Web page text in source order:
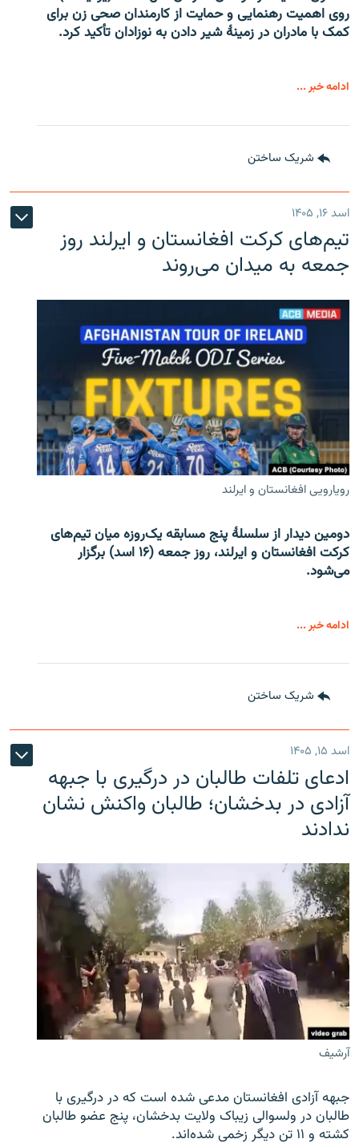
روی اهمیت رهنمایی و حمایت از کارمندان صحی زن برای
کمک با مادران در زمینۀ شیر دادن به نوزادان تأکید کرد.
ادامه خبر ...
شریک ساختن
اسد ۱۶, ۱۴۰۵
تیم‌های کرکت افغانستان و ایرلند روز
جمعه به میدان می‌روند
رویارویی افغانستان و ایرلند
دومین دیدار از سلسلۀ پنج مسابقه یک‌روزه میان تیم‌های
کرکت افغانستان و ایرلند، روز جمعه (۱۶ اسد) برگزار
می‌شود.
ادامه خبر ...
شریک ساختن
اسد ۱۵, ۱۴۰۵
ادعای تلفات طالبان در درگیری با جبهه
آزادی در بدخشان؛ طالبان واکنش نشان
ندادند
آرشیف
جبهه آزادی افغانستان مدعی شده است که در درگیری با
طالبان در ولسوالی زیباک ولایت بدخشان، پنج عضو طالبان
کشته و ۱۱ تن دیگر زخمی شده‌اند.